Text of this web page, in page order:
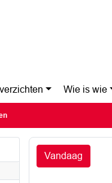
Wie is wie
Vandaag